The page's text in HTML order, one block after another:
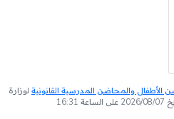
والمحاضن المدرسية القانونية لوزارة